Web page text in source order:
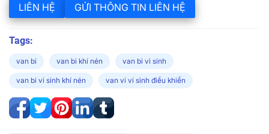
LIÊN HỆ GỬI THÔNG TIN LIÊN HỆ
Tags:
van bi van bi khí nén van bi vi sinh
van bi vi sinh khí nén van vi vi sinh điều khiển